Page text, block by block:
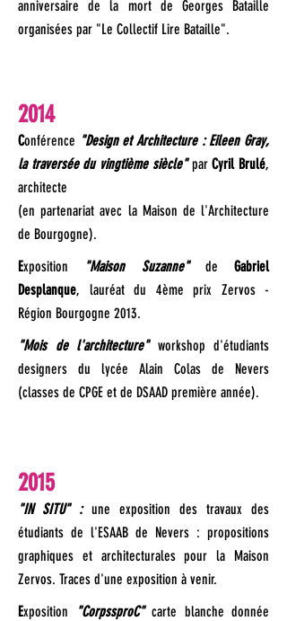
anniversaire de la mort de Georges Bataille
organisées par "Le Collectif Lire Bataille".
2014
Conférence "Design et Architecture : Eileen Gray,
la traversée du vingtième siècle"parCyril Brulé,
architecte
(en partenariat avec la Maison de l'Architecture
de Bourgogne).
Exposition "Maison Suzanne"de Gabriel
Desplanque, lauréat du 4ème prix Zervos -
Région Bourgogne 2013.
"Mois de l'architecture"workshop d'étudiants
designers du lycée Alain Colas de Nevers
(classes de CPGE et de DSAAD première année).
2015
"IN SITU" : une exposition des travaux des
étudiants de l'ESAAB de Nevers : propositions
graphiques et architecturales pour la Maison
Zervos. Traces d'une exposition à venir.
Exposition "CorpssproC"carte blanche donnée